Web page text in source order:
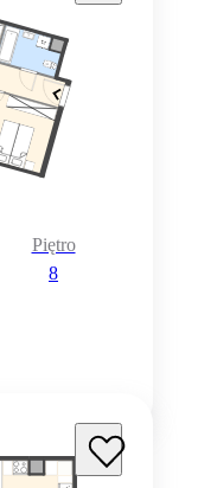
Piętro
8